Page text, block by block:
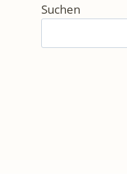
springen
Suchen